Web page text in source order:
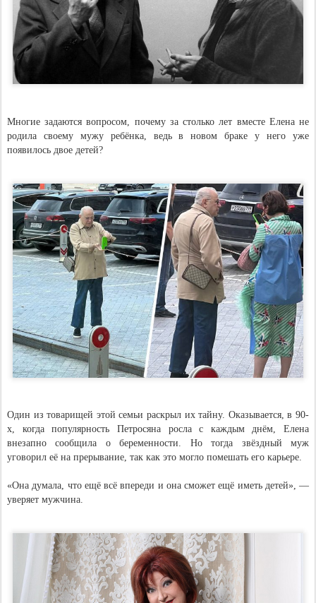
Многие задаются вопросом, почему за столько лет вместе Елена не
родила своему мужу ребёнка, ведь в новом браке у него уже
появилось двое детей?
Один из товарищей этой семьи раскрыл их тайну. Оказывается, в 90-
х, когда популярность Петросяна росла с каждым днём, Елена
внезапно сообщила о беременности. Но тогда звёздный муж
уговорил её на прерывание, так как это могло помешать его карьере.
«Она думала, что ещё всё впереди и она сможет ещё иметь детей», —
уверяет мужчина.